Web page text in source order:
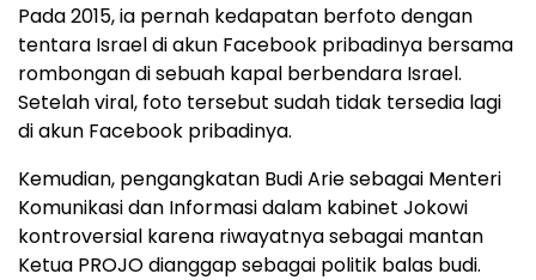
Pada 2015, ia pernah kedapatan berfoto dengan
tentara Israel di akun Facebook pribadinya bersama
rombongan di sebuah kapal berbendara Israel.
Setelah viral, foto tersebut sudah tidak tersedia lagi
di akun Facebook pribadinya.
Kemudian, pengangkatan Budi Arie sebagai Menteri
Komunikasi dan Informasi dalam kabinet Jokowi
kontroversial karena riwayatnya sebagai mantan
Ketua PROJO dianggap sebagai politik balas budi.